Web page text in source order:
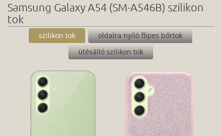
Samsung Galaxy A54 (SM-A546B) szilikon
tok
szilikon tok
oldalra nyíló flipes bőrtok
ütésálló szilikon tok